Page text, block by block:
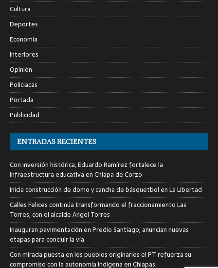
Cultura
Deportes
Economía
Interiores
Opinión
Policiacas
Portada
Publicidad
ENTRADAS RECIENTES
Con inversión histórica, Eduardo Ramírez fortalece la
infraestructura educativa en Chiapa de Corzo
Inicia construcción de domo y cancha de básquetbol en La Libertad
Calles Felices continúa transformando el fraccionamiento Las
Torres, con el alcalde Angel Torres
Inauguran pavimentación en Predio Santiago; anuncian nuevas
etapas para concluir la vía
Con mirada puesta en los pueblos originarios el PT refuerza su
compromiso con la autonomía indígena en Chiapas